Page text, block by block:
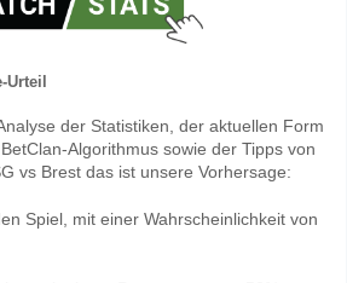
Urteil
der Statistiken, der aktuellen Form
Algorithmus sowie der Tipps von
vs Brest das ist unsere Vorhersage:
Spiel, mit einer Wahrscheinlichkeit von